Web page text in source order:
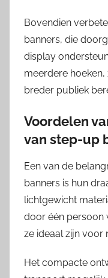
Bovendien
banners, die
display
meerdere
breder publiek
Voordelen
van step-up
Een van de
banners is hun
lichtgewicht
door één persoon
ze ideaal zijn voor
Het compacte